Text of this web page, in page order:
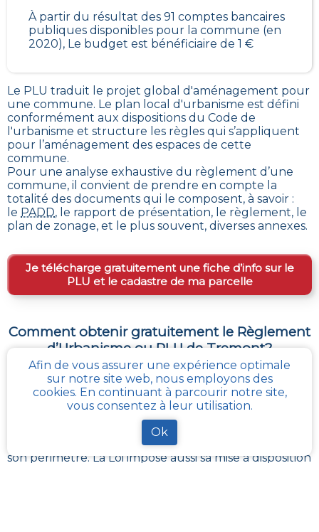
À partir du résultat des 91 comptes bancaires
publiques disponibles pour la commune (en
2020), Le budget est bénéficiaire de 1 €
Le PLU traduit le projet global d'aménagement pour
une commune. Le plan local d'urbanisme est défini
conformément aux dispositions du Code de
l'urbanisme et structure les règles qui s’appliquent
pour l’aménagement des espaces de cette
commune.
Pour une analyse exhaustive du règlement d’une
commune, il convient de prendre en compte la
totalité des documents qui le composent, à savoir :
le PADD, le rapport de présentation, le règlement, le
plan de zonage, et le plus souvent, diverses annexes.
Je télécharge gratuitement une fiche d’info sur le
PLU et le cadastre de ma parcelle
Comment obtenir gratuitement le Règlement
d’Urbanisme ou PLU de Tremont?
En s’adressant aux services de l’urbanisme de sa
communauté de communes, ou directement de sa
commune, il est possibled’obtenir gratuitement les
différents documents du PLU
Chaque administration locale a pour responsabilité
de maintenir à jour les documents d’urbanisme de
son périmètre. La Loi impose aussi sa mise à disposition
Afin de vous assurer une expérience optimale
sur notre site web, nous employons des
cookies. En continuant à parcourir notre site,
vous consentez à leur utilisation.
Ok